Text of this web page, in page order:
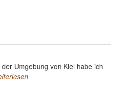
Umgebung von Kiel habe ich